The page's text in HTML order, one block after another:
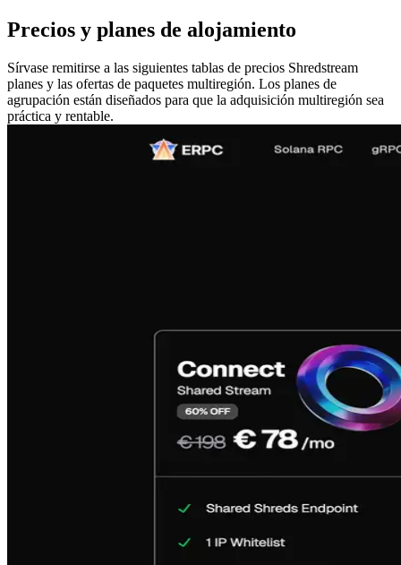
Precios y planes de alojamiento
Sírvase remitirse a las siguientes tablas de precios Shredstream
planes y las ofertas de paquetes multiregión. Los planes de
agrupación están diseñados para que la adquisición multiregión sea
práctica y rentable.